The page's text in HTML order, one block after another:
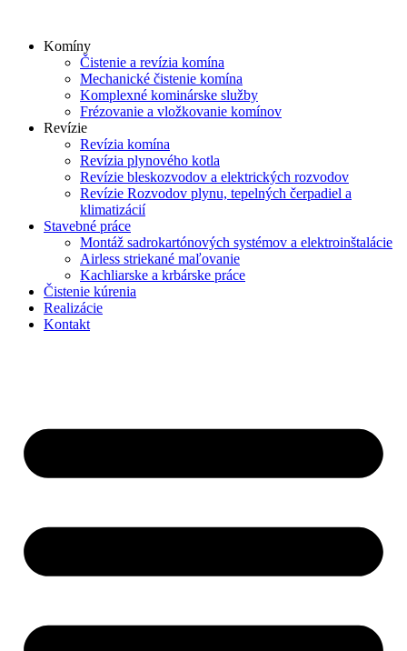
contentKomíny
Čistenie a revízia komína
Mechanické čistenie komína
Komplexné kominárske služby
Frézovanie a vložkovanie komínov
Revízie
Revízia komína
Revízia plynového kotla
Revízie bleskozvodov a elektrických rozvodov
Revízie Rozvodov plynu, tepelných čerpadiel a
klimatizácií
Stavebné práce
Montáž sadrokartónových systémov a elektroinštalácie
Airless striekané maľovanie
Kachliarske a krbárske práce
Čistenie kúrenia
Realizácie
Kontakt